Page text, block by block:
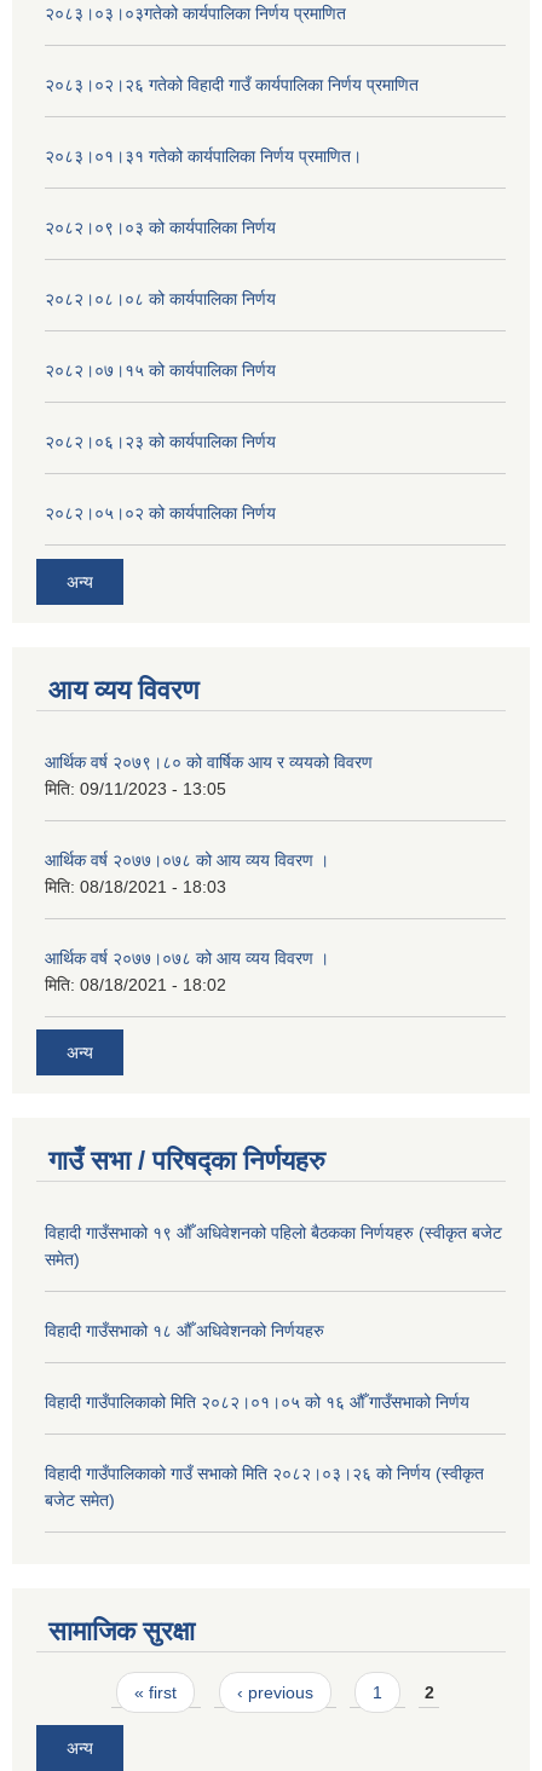
२०८३।०३।०३गतेको कार्यपालिका निर्णय प्रमाणित
२०८३।०२।२६ गतेको विहादी गाउँ कार्यपालिका निर्णय प्रमाणित
२०८३।०१।३१ गतेको कार्यपालिका निर्णय प्रमाणित।
२०८२।०९।०३ को कार्यपालिका निर्णय
२०८२।०८।०८ को कार्यपालिका निर्णय
२०८२।०७।१५ को कार्यपालिका निर्णय
२०८२।०६।२३ को कार्यपालिका निर्णय
२०८२।०५।०२ को कार्यपालिका निर्णय
अन्य
आय व्यय विवरण
आर्थिक वर्ष २०७९।८० को वार्षिक आय र व्ययको विवरण
मिति: 09/11/2023 - 13:05
आर्थिक वर्ष २०७७।०७८ को आय व्यय विवरण ।
मिति: 08/18/2021 - 18:03
आर्थिक वर्ष २०७७।०७८ को आय व्यय विवरण ।
मिति: 08/18/2021 - 18:02
अन्य
गाउँ सभा / परिषद्का निर्णयहरु
विहादी गाउँसभाको १९ औँ अधिवेशनको पहिलो बैठकका निर्णयहरु (स्वीकृत बजेट
समेत)
विहादी गाउँसभाको १८ औँ अधिवेशनको निर्णयहरु
विहादी गाउँपालिकाको मिति २०८२।०१।०५ को १६ औँ गाउँसभाको निर्णय
विहादी गाउँपालिकाको गाउँ सभाको मिति २०८२।०३।२६ को निर्णय (स्वीकृत
बजेट समेत)
सामाजिक सुरक्षा
Pages« first ‹ previous 1 2
अन्य